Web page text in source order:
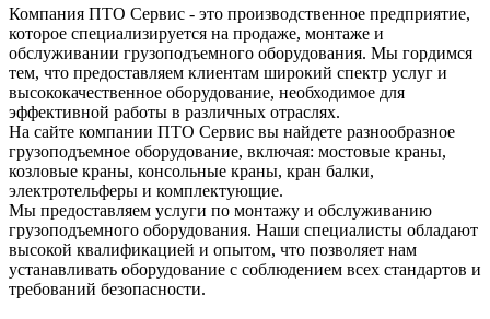
Компания ПТО Сервис - это производственное предприятие,
которое специализируется на продаже, монтаже и
обслуживании грузоподъемного оборудования. Мы гордимся
тем, что предоставляем клиентам широкий спектр услуг и
высококачественное оборудование, необходимое для
эффективной работы в различных отраслях.
На сайте компании ПТО Сервис вы найдете разнообразное
грузоподъемное оборудование, включая: мостовые краны,
козловые краны, консольные краны, кран балки,
электротельферы и комплектующие.
Мы предоставляем услуги по монтажу и обслуживанию
грузоподъемного оборудования. Наши специалисты обладают
высокой квалификацией и опытом, что позволяет нам
устанавливать оборудование с соблюдением всех стандартов и
требований безопасности.